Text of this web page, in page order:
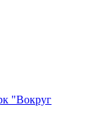
"Вокруг